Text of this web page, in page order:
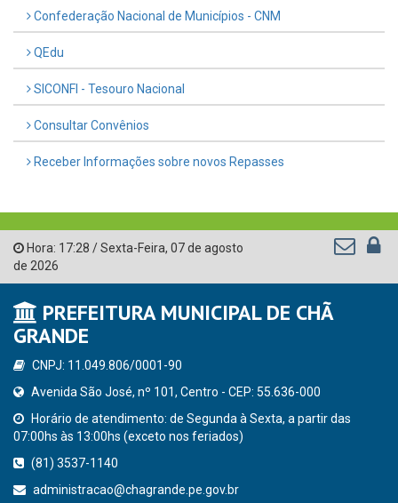
Confederação Nacional de Municípios - CNM
QEdu
SICONFI - Tesouro Nacional
Consultar Convênios
Receber Informações sobre novos Repasses
Hora: 17:28 /Sexta-Feira, 07 de agosto
de 2026
PREFEITURA MUNICIPAL DE CHÃ
GRANDE
CNPJ: 11.049.806/0001-90
Avenida São José, nº 101, Centro - CEP: 55.636-000
Horário de atendimento: de Segunda à Sexta, a partir das
07:00hs às 13:00hs (exceto nos feriados)
(81) 3537-1140
administracao@chagrande.pe.gov.br